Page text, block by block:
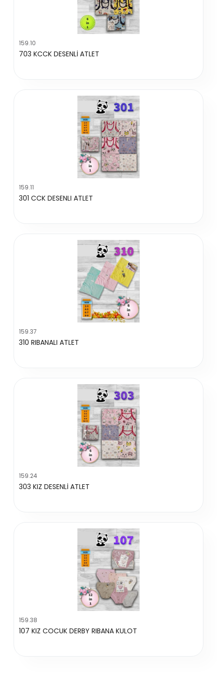
159.10
703 KCCK DESENLİ ATLET
159.11
301 CCK DESENLI ATLET
159.37
310 RIBANALI ATLET
159.24
303 KIZ DESENLİ ATLET
159.38
107 KIZ COCUK DERBY RIBANA KULOT